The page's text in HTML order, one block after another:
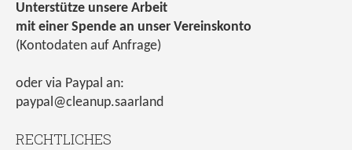
Unterstütze unsere Arbeit
mit einer Spende an unser Vereinskonto
(Kontodaten auf Anfrage)
oder via Paypal an:
paypal@cleanup.saarland
RECHTLICHES